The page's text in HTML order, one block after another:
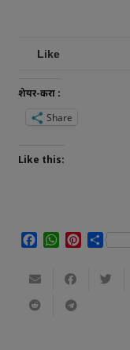
Like
शेयर-करा :
Share
Like this:
Facebook
WhatsApp
Pinterest
Share